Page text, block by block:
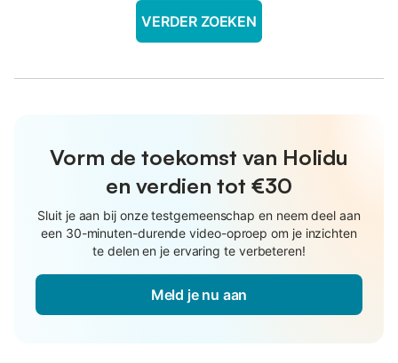
VERDER ZOEKEN
Vorm de toekomst van Holidu
en verdien tot €30
Sluit je aan bij onze testgemeenschap en neem deel aan
een 30-minuten-durende video-oproep om je inzichten
te delen en je ervaring te verbeteren!
Meld je nu aan